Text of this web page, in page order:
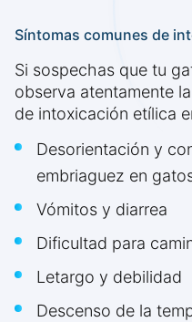
Síntomas comunes de
Si sospechas que tu
observa atentamente
de intoxicación etílica
Desorientación y
embriaguez en
Vómitos y diarrea
Dificultad para
Letargo y debilidad
Descenso de la